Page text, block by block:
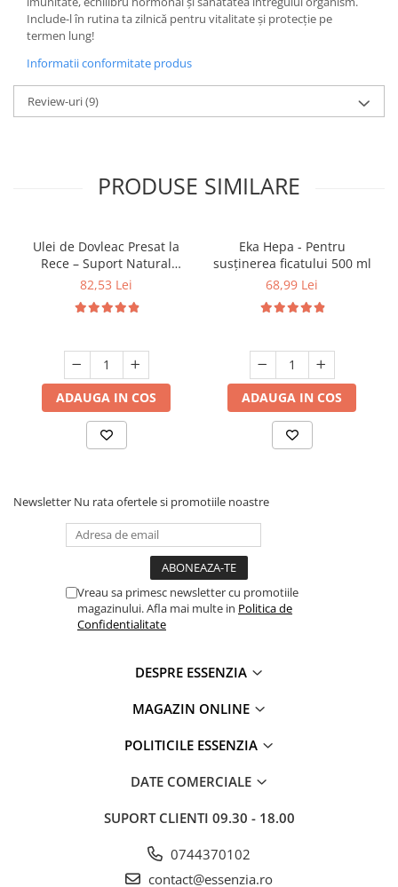
Include-l în rutina ta zilnică pentru vitalitate și protecție pe
termen lung!
Informatii conformitate produs
Review-uri(9)
PRODUSE SIMILARE
Ulei de Dovleac Presat la
Rece – Suport Natural
pentru Prostată și Sistemul
82,53 Lei
ADAUGA IN COS
Eka Hepa - Pentru
susținerea ficatului 500 ml
68,99 Lei
ADAUGA IN COS
Newsletter Nu rata ofertele si promotiile noastre
Vreau sa primesc newsletter cu promotiile
magazinului. Afla mai multe in Politica de
Confidentialitate
DESPRE ESSENZIA
MAGAZIN ONLINE
POLITICILE ESSENZIA
DATE COMERCIALE
SUPORT CLIENTI 09.30 - 18.00
0744370102
contact@essenzia.ro